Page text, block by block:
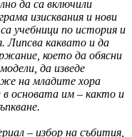
да са включили
изисквания и нови
учебници по история и
Липсва каквато и да
което да обясни
да изведе
на младите хора
в основата им – както и
– избор на събития,